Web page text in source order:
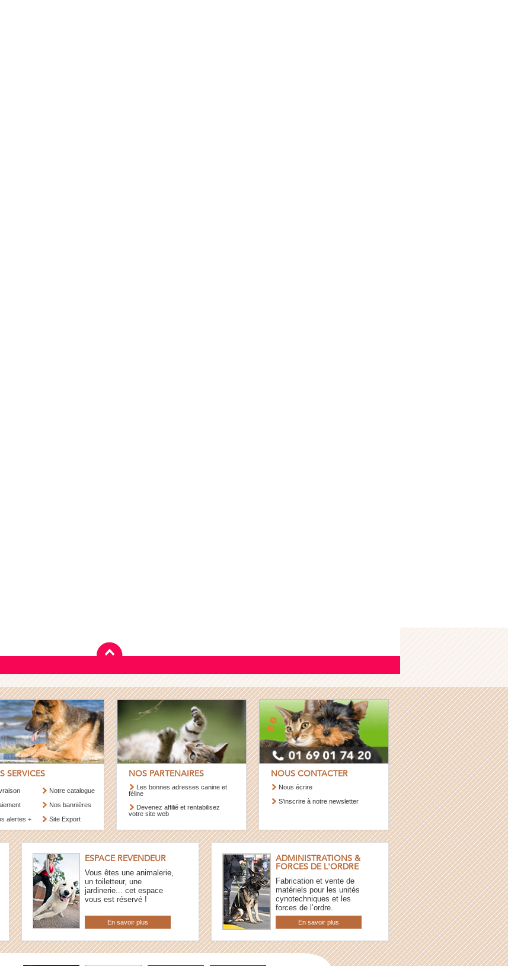
SERVICES
alertes +
Notre catalogue
Nos bannières
Site Export
NOS PARTENAIRES
Les bonnes adresses canine et
féline
Devenez affilié et rentabilisez
votre site web
NOUS CONTACTER
Nous écrire
S’inscrire à notre newsletter
ESPACE REVENDEUR
Vous êtes une animalerie,
un toiletteur, une
jardinerie... cet espace
vous est réservé !
En savoir plus
ADMINISTRATIONS &
FORCES DE L'ORDRE
Fabrication et vente de
matériels pour les unités
cynotechniques et les
forces de l’ordre.
En savoir plus